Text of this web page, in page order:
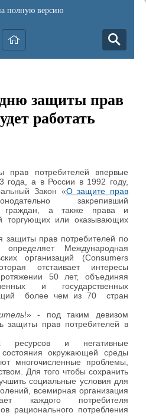
полную версию
защиты прав
работать
прав потребителей впервые
года, а в России в 1992 году,
Закон «О защите прав
закрепивший
граждан, а также права и
торгующих или оказывающих
защиты прав потребителей по
определяет Международная
организаций (Consumers
отстаивает интересы
50 лет, объединяя
и государственных
более чем из 70 стран
!» - под таким девизом
защиты прав потребителей в
ресурсов и негативные
окружающей среды
многочисленные проблемы,
Для того чтобы сохранить
социальные условия для
всемирная организация
каждого потребителя
рационального потребления